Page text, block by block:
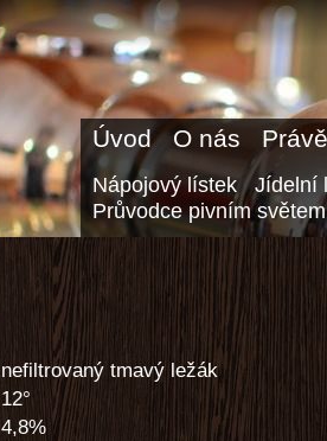
Úvod O nás
Nápojový lístek
Jídelní
Průvodce pivním světem
nefiltrovaný tmavý ležák
12°
4,8%